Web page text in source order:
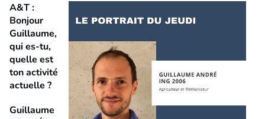
A&T :
Bonjour
Guillaume,
qui es-tu,
quelle est
ton activité
actuelle ?
Guillaume